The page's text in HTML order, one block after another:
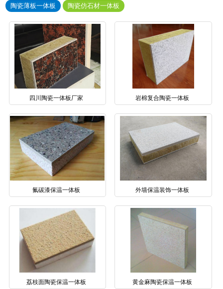
陶瓷薄板一体板 陶瓷仿石材一体板
四川陶瓷一体板厂家 岩棉复合陶瓷一体板
氟碳漆保温一体板 外墙保温装饰一体板
荔枝面陶瓷保温一体板 黄金麻陶瓷保温一体板